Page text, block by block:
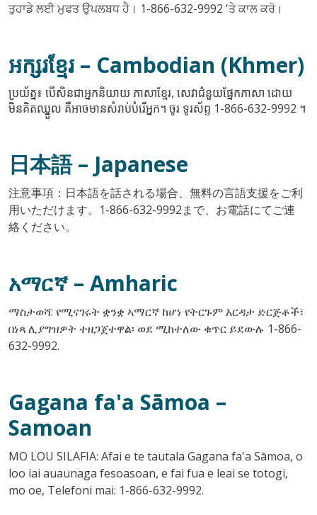
ਤੁਹਾਡੇ ਲਈ ਮੁਫਤ ਉਪਲਬਧ ਹੈ। 1-866-632-9992 'ਤੇ ਕਾਲ ਕਰੋ।
អក្សរខ្មែរ– Cambodian (Khmer)
ប្រយ័ត្ន៖ បើសិនជាអ្នកនិយាយ ភាសាខ្មែរ, សេវាជំនួយផ្នែកភាសា ដោយ
មិនគិតឈ្នួល គឺអាចមានសំរាប់បំរើអ្នក។ ចូរ ទូរស័ព្ទ 1-866-632-9992 ។
日本語– Japanese
注意事項：日本語を話される場合、無料の言語支援をご利
用いただけます。1-866-632-9992まで、お電話にてご連
絡ください。
አማርኛ– Amharic
ማስታወሻ: የሚናገሩት ቋንቋ ኣማርኛ ከሆነ የትርጉም እርዳታ ድርጅቶች፣
በነጻ ሊያግዝዎት ተዘጋጀተዋል፡ ወደ ሚከተለው ቁጥር ይደውሉ 1-866-
632-9992.
Gagana fa'a Sāmoa –
Samoan
MO LOU SILAFIA: Afai e te tautala Gagana fa'a Sāmoa, o
loo iai auaunaga fesoasoan, e fai fua e leai se totogi,
mo oe, Telefoni mai: 1-866-632-9992.